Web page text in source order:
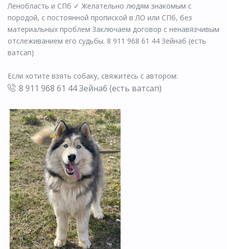
Ленобласть и СПб ✓ Желательно людям знакомым с
породой, с постоянной пропиской в ЛО или СПб, без
материальных проблем Заключаем договор с ненавязчивым
отслеживанием его судьбы. 8 911 968 61 44 Зейнаб (есть
ватсап)
Если хотите взять собаку, свяжитесь с автором:
8 911 968 61 44 Зейнаб (есть ватсап)